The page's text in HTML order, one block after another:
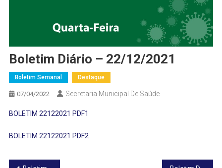
Boletim Diário – 22/12/2021
Boletim Semanal Destaque
07/04/2022 Secretaria Municipal De Saúde
BOLETIM 22122021 PDF1
BOLETIM 22122021 PDF2